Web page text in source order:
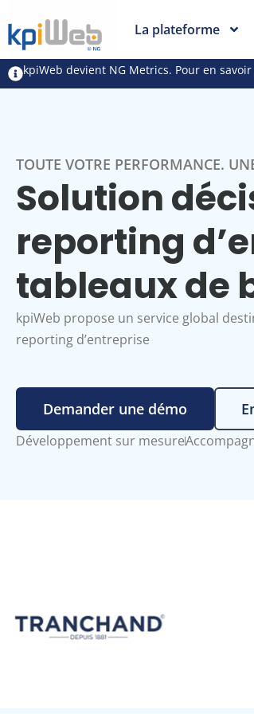
La plateforme
kpiWeb devient NG Metrics. Pour en
TOUTE VOTRE PERFORMANCE.
Solution
reporting
tableaux de
kpiWeb propose un service global
reporting d’entreprise
Demander une démo
Développement sur mesure